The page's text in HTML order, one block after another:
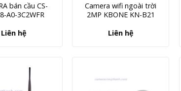
bán cầu CS-
A0-3C2WFR
Liên hệ
Camera wifi ngoài trời
2MP KBONE KN-B21
Liên hệ